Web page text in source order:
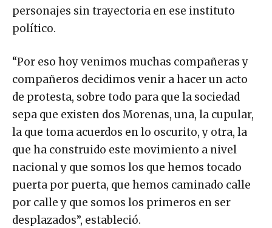
personajes sin trayectoria en ese instituto
político.
“Por eso hoy venimos muchas compañeras y
compañeros decidimos venir a hacer un acto
de protesta, sobre todo para que la sociedad
sepa que existen dos Morenas, una, la cupular,
la que toma acuerdos en lo oscurito, y otra, la
que ha construido este movimiento a nivel
nacional y que somos los que hemos tocado
puerta por puerta, que hemos caminado calle
por calle y que somos los primeros en ser
desplazados”, estableció.